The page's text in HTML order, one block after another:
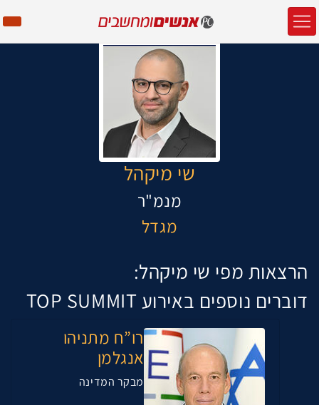
שי מיקהל
מנמ"ר
מגדל
הרצאות מפי שי מיקהל:
דוברים נוספים באירוע TOP SUMMIT
רו”ח מתניהו
אנגלמן
מבקר המדינה